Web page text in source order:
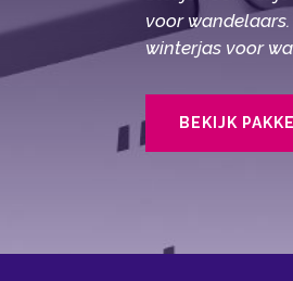
voor
winterjas voor
BEKIJK